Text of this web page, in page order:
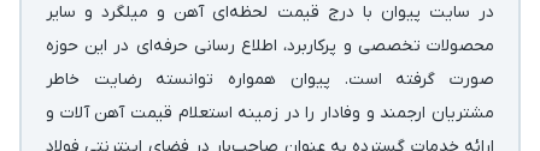
در سایت پیوان با درج قیمت لحظه‌ای آهن و میلگرد و سایر
محصولات تخصصی و پرکاربرد، اطلاع رسانی حرفه‌ای در این حوزه
صورت گرفته است. پیوان همواره توانسته رضایت خاطر
مشتریان ارجمند و وفادار را در زمینه استعلام قیمت آهن آلات و